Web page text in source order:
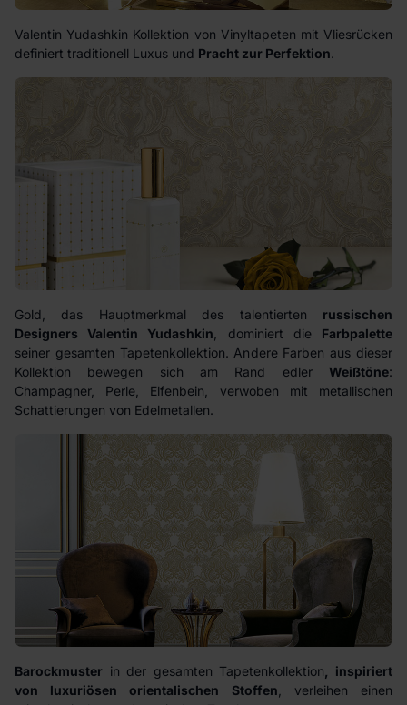
Valentin Yudashkin Kollektion von Vinyltapeten mit Vliesrücken
definiert traditionell Luxus und Pracht zur Perfektion.
Gold, das Hauptmerkmal des talentierten russischen
Designers Valentin Yudashkin , dominiert die Farbpalette
seiner gesamten Tapetenkollektion. Andere Farben aus dieser
Kollektion bewegen sich am Rand edler Weißtöne:
Champagner, Perle, Elfenbein, verwoben mit metallischen
Schattierungen von Edelmetallen.
Barockmuster in der gesamten Tapetenkollektion , inspiriert
von luxuriösen orientalischen Stoffen , verleihen einen